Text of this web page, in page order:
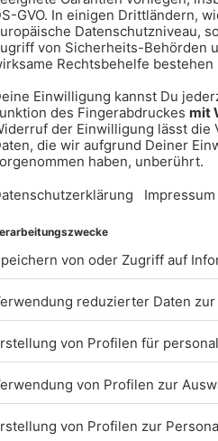
um
Service zu
Videos, um
Dieser Service
Aktivitäten
Sie die Details
der Nutzung
diese Inhalte
Platform